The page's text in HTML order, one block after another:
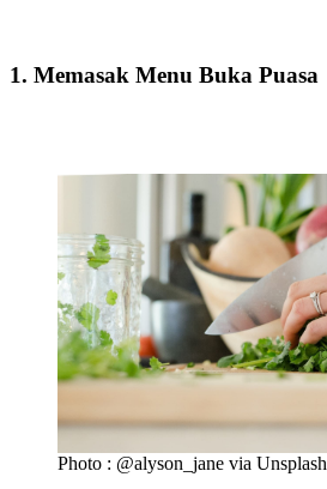
1. Memasak Menu Buka Puasa
Photo : @alyson_jane via Unsplash